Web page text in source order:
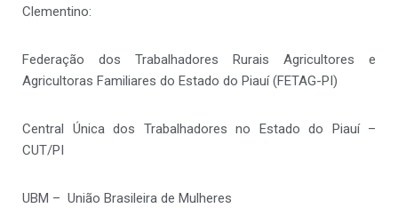
Clementino:
Federação dos Trabalhadores Rurais Agricultores e
Agricultoras Familiares do Estado do Piauí (FETAG-PI)
Central Única dos Trabalhadores no Estado do Piauí –
CUT/PI
UBM – União Brasileira de Mulheres